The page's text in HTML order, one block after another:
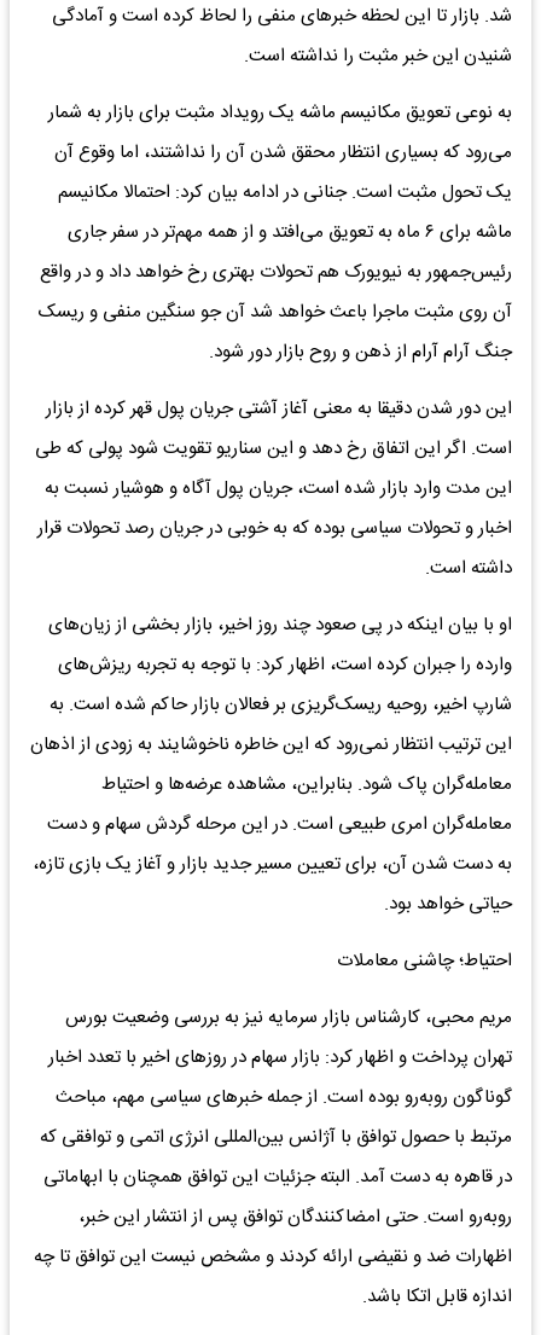
شد. بازار تا این لحظه خبر‌های منفی را لحاظ کرده است و آمادگی
شنیدن این خبر مثبت را نداشته است.
به نوعی تعویق مکانیسم ماشه یک رویداد مثبت برای بازار به شمار
می‌رود که بسیاری انتظار محقق شدن آن را نداشتند، اما وقوع آن
یک تحول مثبت است. جنانی در ادامه بیان کرد: احتمالا مکانیسم
ماشه برای ۶ ماه به تعویق می‌افتد و از همه مهم‌تر در سفر جاری
رئیس‌جمهور به نیویورک هم تحولات بهتری رخ خواهد داد و در واقع
آن روی مثبت ماجرا باعث خواهد شد آن جو سنگین منفی و ریسک
جنگ آرام آرام از ذهن و روح بازار دور شود.
این دور شدن دقیقا به معنی آغاز آشتی جریان پول قهر کرده از بازار
است. اگر این اتفاق رخ دهد و این سناریو تقویت شود پولی که طی
این مدت وارد بازار شده است، جریان پول آگاه و هوشیار نسبت به
اخبار و تحولات سیاسی بوده که به خوبی در جریان رصد تحولات قرار
داشته است.
او با بیان اینکه در پی صعود چند روز اخیر، بازار بخشی از زیان‌های
وارده را جبران کرده است، اظهار کرد: با توجه به تجربه ریزش‌های
شارپ اخیر، روحیه ریسک‌گریزی بر فعالان بازار حاکم شده است. به
این ترتیب انتظار نمی‌رود که این خاطره ناخوشایند به زودی از اذهان
معامله‌گران پاک شود. بنابراین، مشاهده عرضه‌ها و احتیاط
معامله‌گران امری طبیعی است. در این مرحله گردش سهام و دست
به دست شدن آن، برای تعیین مسیر جدید بازار و آغاز یک بازی تازه،
حیاتی خواهد بود.
احتیاط؛ چاشنی معاملات
مریم محبی، کارشناس بازار سرمایه نیز به بررسی وضعیت بورس
تهران پرداخت و اظهار کرد: بازار سهام در روز‌های اخیر با تعدد اخبار
گوناگون روبه‌رو بوده است. از جمله خبر‌های سیاسی مهم، مباحث
مرتبط با حصول توافق با آژانس بین‌المللی انرژی اتمی و توافقی که
در قاهره به دست آمد. البته جزئیات این توافق همچنان با ابهاماتی
روبه‌رو است. حتی امضاکنندگان توافق پس از انتشار این خبر،
اظهارات ضد و نقیضی ارائه کردند و مشخص نیست این توافق تا چه
اندازه قابل اتکا باشد.